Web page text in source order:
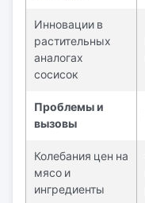
Инновации в
растительных
аналогах
сосисок
Проблемы и
вызовы
Колебания цен на
мясо и
ингредиенты